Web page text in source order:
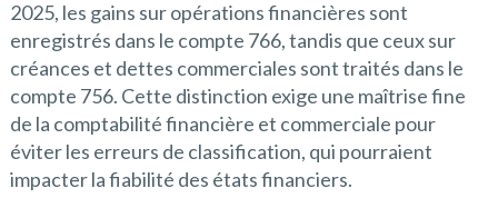
2025, les gains sur opérations financières sont
enregistrés dans le compte 766, tandis que ceux sur
créances et dettes commerciales sont traités dans le
compte 756. Cette distinction exige une maîtrise fine
de la comptabilité financière et commerciale pour
éviter les erreurs de classification, qui pourraient
impacter la fiabilité des états financiers.